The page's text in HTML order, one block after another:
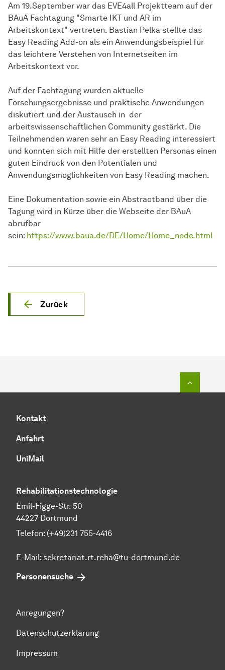
Am 19.September war das EVE4all Projektteam auf der
BAuA Fachtagung "Smarte IKT und AR im
Arbeitskontext" vertreten. Bastian Pelka stellte das
Easy Reading Add-on als ein Anwendungsbeispiel für
das leichtere Verstehen von Internetseiten im
Arbeitskontext vor.
Auf der Fachtagung wurden aktuelle
Forschungsergebnisse und praktische Anwendungen
diskutiert und der Austausch in der
arbeitswissenschaftlichen Community gestärkt. Die
Teilnehmenden waren sehr an Easy Reading interessiert
und konnten sich mit Hilfe der erstellten Personas einen
guten Eindruck von den Potentialen und
Anwendungsmöglichkeiten von Easy Reading machen.
Eine Dokumentation sowie ein Abstractband über die
Tagung wird in Kürze über die Webseite der BAuA
abrufbar
sein: https://www.baua.de/DE/Home/Home_node.html
Zurück
Kontakt
Anfahrt
UniMail
Rehabilitationstechnologie
Emil-Figge-Str. 50
44227 Dortmund
Telefon: (+49)231 755-4416
E-Mail: sekretariat.rt.reha@tu-dortmund.de
Personensuche
Anregungen?
Datenschutzerklärung
Impressum